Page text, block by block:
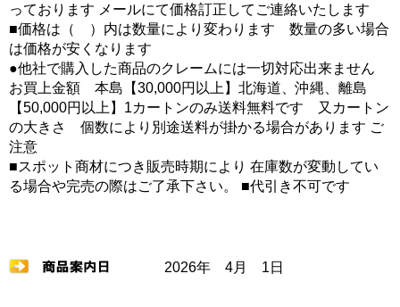
っております メールにて価格訂正してご連絡いたします
■価格は（ ）内は数量により変わります 数量の多い場合
は価格が安くなります
●他社で購入した商品のクレームには一切対応出来ません
お買上金額 本島【30,000円以上】北海道、沖縄、離島
【50,000円以上】1カートンのみ送料無料です 又カートン
の大きさ 個数により別途送料が掛かる場合があります ご
注意
■スポット商材につき販売時期により 在庫数が変動してい
る場合や完売の際はご了承下さい。 ■代引き不可です
2026年 4月 1日